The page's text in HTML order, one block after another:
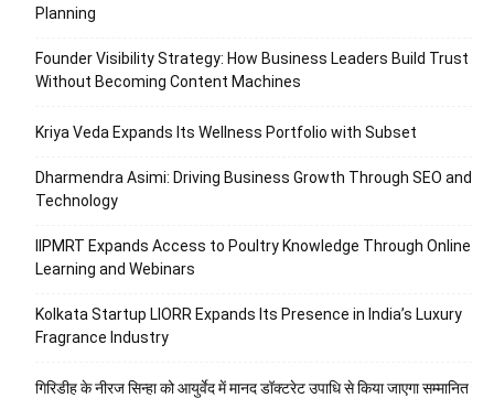
Planning
Founder Visibility Strategy: How Business Leaders Build Trust
Without Becoming Content Machines
Kriya Veda Expands Its Wellness Portfolio with Subset
Dharmendra Asimi: Driving Business Growth Through SEO and
Technology
IIPMRT Expands Access to Poultry Knowledge Through Online
Learning and Webinars
Kolkata Startup LIORR Expands Its Presence in India’s Luxury
Fragrance Industry
गिरिडीह के नीरज सिन्हा को आयुर्वेद में मानद डॉक्टरेट उपाधि से किया जाएगा सम्मानित